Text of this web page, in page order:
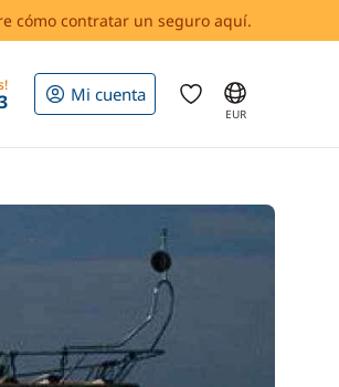
cómo contratar un seguro aquí.
Mi cuenta
EUR